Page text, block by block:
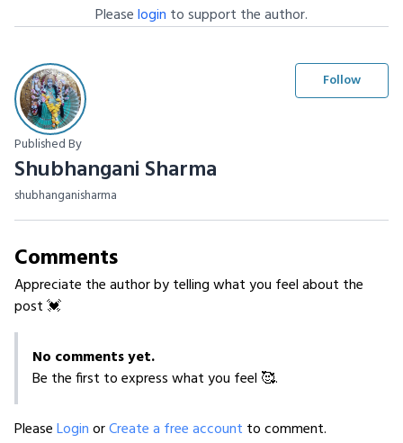
Pleaselogin to support the author.
Published By
Shubhangani Sharma
shubhanganisharma
Follow
Comments
Appreciate the author by telling what you feel about the
post 💓
No comments yet.
Be the first to express what you feel 🥰.
PleaseLoginorCreate a free account to comment.